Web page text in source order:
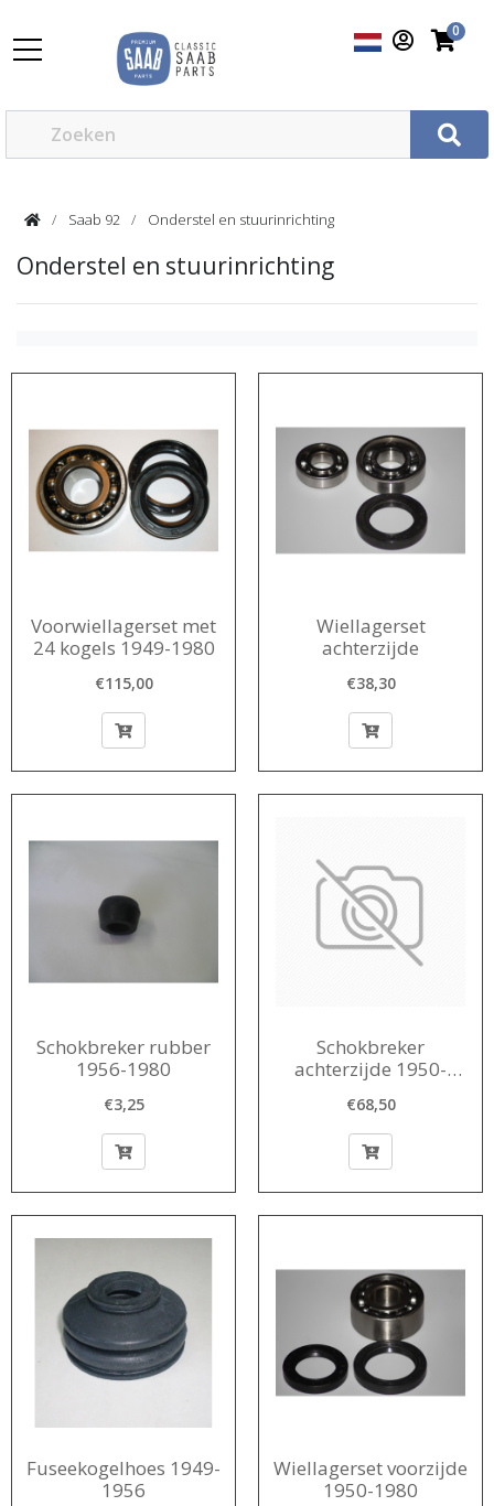
0
Saab 92 Onderstel en stuurinrichting
Onderstel en stuurinrichting
Voorwiellagerset met
24 kogels 1949-1980
€115,00
Wiellagerset
achterzijde
€38,30
Schokbreker rubber
1956-1980
€3,25
Schokbreker
achterzijde 1950-
€68,50
Fuseekogelhoes 1949-
1956
Wiellagerset voorzijde
1950-1980